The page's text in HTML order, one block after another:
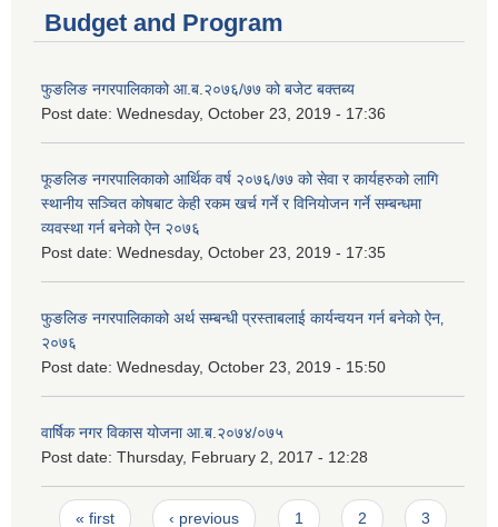
Budget and Program
फुङलिङ नगरपालिकाको आ.ब.२०७६/७७ को बजेट बक्तब्य
Post date: Wednesday, October 23, 2019 - 17:36
फूङलिङ नगरपालिकाको आर्थिक वर्ष २०७६/७७ को सेवा र कार्यहरुको लागि
स्थानीय सञ्चित कोषबाट केही रकम खर्च गर्ने र विनियोजन गर्ने सम्बन्धमा
व्यवस्था गर्न बनेको ऐन २०७६
Post date: Wednesday, October 23, 2019 - 17:35
फुङलिङ नगरपालिकाको अर्थ सम्बन्धी प्रस्ताबलाई कार्यन्वयन गर्न बनेको ऐन‚
२०७६
Post date: Wednesday, October 23, 2019 - 15:50
वार्षिक नगर विकास योजना आ.ब.२०७४/०७५
Post date: Thursday, February 2, 2017 - 12:28
Pages
« first ‹ previous 1 2 3